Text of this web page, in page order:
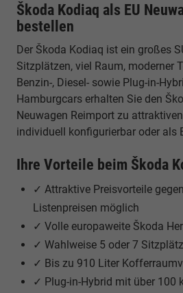
Škoda Kodiaq als EU
bestellen
Der Škoda Kodiaq ist ein großes
Sitzplätzen, viel Raum, moderner
Benzin-, Diesel- sowie Plug-in-
Hamburgcars erhalten Sie den
Neuwagen Reimport zu
individuell konfigurierbar oder als
Ihre Vorteile beim Škoda
✓ Attraktive Preisvorteile
Listenpreisen möglich
✓ Volle europaweite Škoda
✓ Wahlweise 5 oder 7
✓ Bis zu 910 Liter
✓ Plug-in-Hybrid mit über 100